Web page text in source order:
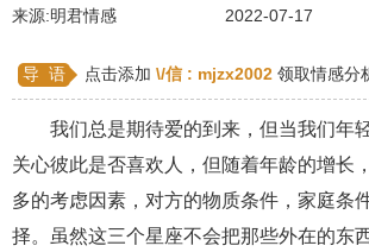
挽救婚姻 星座情感
姻缘测试
水瓶座男生 摩羯座男生
天蝎座男生 天秤座男生
来源:明君情感 2022-07-17
导 语 点击添加 \/信 : mjzx2002 领取情感分
我们总是期待爱的到来，但当我们年
关心彼此是否喜欢人，但随着年龄的增长
多的考虑因素，对方的物质条件，家庭条
择。虽然这三个星座不会把那些外在的东